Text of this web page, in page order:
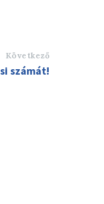
Következő
számát!